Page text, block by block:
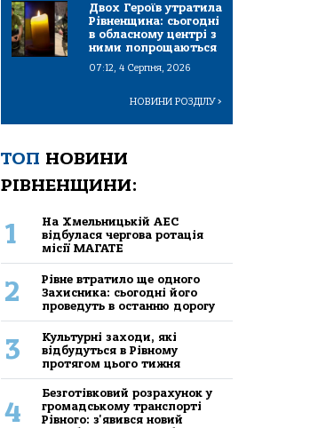
Двох Героїв утратила
Рівненщина: сьогодні
в обласному центрі з
ними попрощаються
07:12, 4 Серпня, 2026
НОВИНИ РОЗДІЛУ>
ТОП НОВИНИ
РІВНЕНЩИНИ:
1
На Хмельницькій АЕС
відбулася чергова ротація
місії МАГАТЕ
2
Рівне втратило ще одного
Захисника: сьогодні його
проведуть в останню дорогу
3
Культурні заходи, які
відбудуться в Рівному
протягом цього тижня
4
Безготівковий розрахунок у
громадському транспорті
Рівного: з'явився новий